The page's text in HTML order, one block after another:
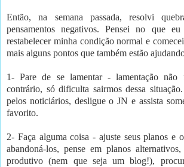
Então, na semana passada, resolvi
pensamentos negativos. Pensei no que
restabelecer minha condição normal e
mais alguns pontos que também estão
1- Pare de se lamentar - lamentação não
contrário, só dificulta sairmos dessa
pelos noticiários, desligue o JN e assista
favorito.
2- Faça alguma coisa - ajuste seus planos e
abandoná-los, pense em planos
produtivo (nem que seja um blog!),